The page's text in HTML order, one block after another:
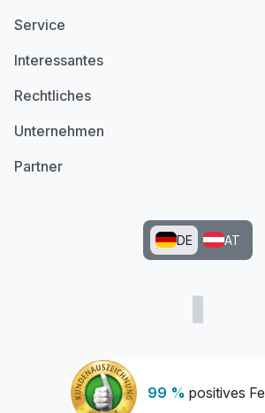
99 % positives
Service
Interessantes
Rechtliches
Unternehmen
Partner
DE AT